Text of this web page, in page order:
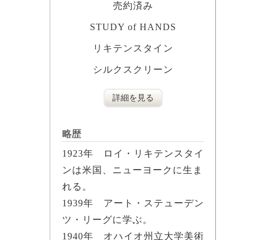
売約済み
STUDY of HANDS
リキテンスタイン
シルクスクリーン
詳細を見る
略歴
1923年 ロイ・リキテンスタイ
ンは米国、ニューヨークに生ま
れる。
1939年 アート・ステューデン
ツ・リーグに学ぶ。
1940年 オハイオ州立大学美術